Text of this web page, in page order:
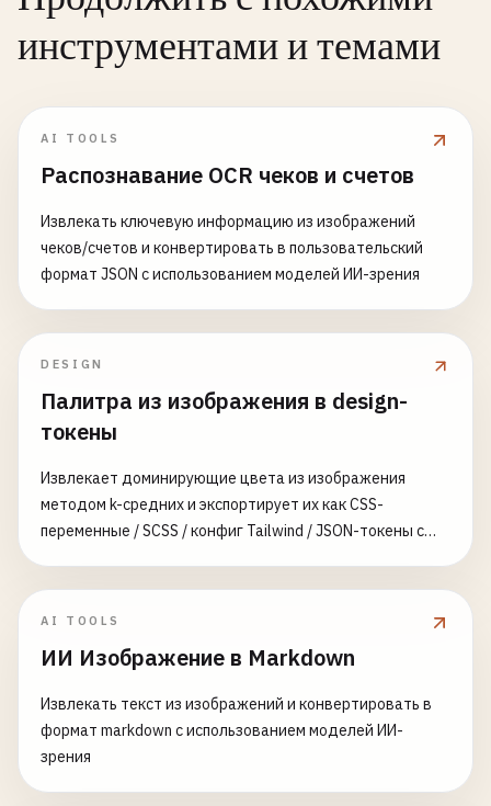
инструментами и темами
AI TOOLS
Распознавание OCR чеков и счетов
Извлекать ключевую информацию из изображений
чеков/счетов и конвертировать в пользовательский
формат JSON с использованием моделей ИИ-зрения
DESIGN
Палитра из изображения в design-
токены
Извлекает доминирующие цвета из изображения
методом k-средних и экспортирует их как CSS-
переменные / SCSS / конфиг Tailwind / JSON-токены с
AI TOOLS
ИИ Изображение в Markdown
Извлекать текст из изображений и конвертировать в
формат markdown с использованием моделей ИИ-
зрения